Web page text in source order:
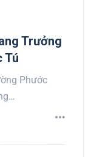
Trưởng
Tú
Phước